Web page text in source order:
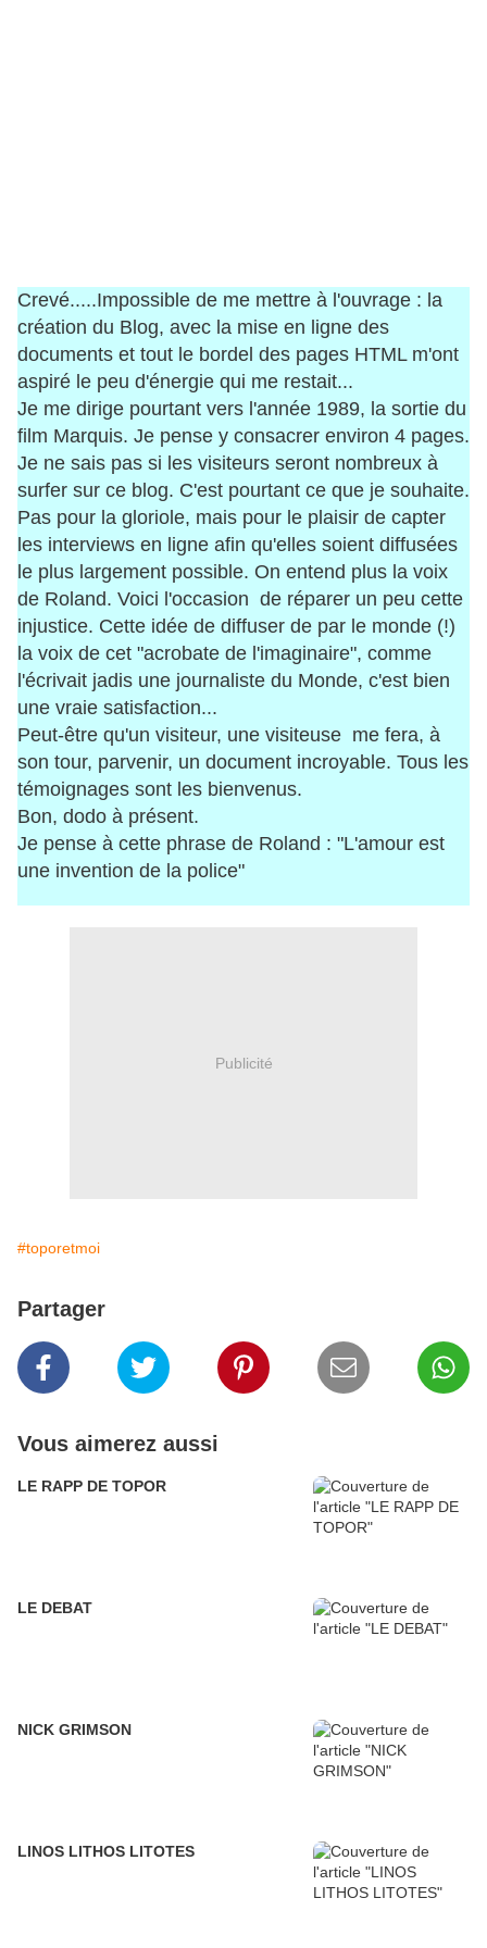
Crevé.....Impossible de me mettre à l'ouvrage : la
création du Blog, avec la mise en ligne des
documents et tout le bordel des pages HTML m'ont
aspiré le peu d'énergie qui me restait...
Je me dirige pourtant vers l'année 1989, la sortie du
film Marquis. Je pense y consacrer environ 4 pages.
Je ne sais pas si les visiteurs seront nombreux à
surfer sur ce blog. C'est pourtant ce que je souhaite.
Pas pour la gloriole, mais pour le plaisir de capter
les interviews en ligne afin qu'elles soient diffusées
le plus largement possible. On entend plus la voix
de Roland. Voici l'occasion de réparer un peu cette
injustice. Cette idée de diffuser de par le monde (!)
la voix de cet "acrobate de l'imaginaire", comme
l'écrivait jadis une journaliste du Monde, c'est bien
une vraie satisfaction...
Peut-être qu'un visiteur, une visiteuse me fera, à
son tour, parvenir, un document incroyable. Tous les
témoignages sont les bienvenus.
Bon, dodo à présent.
Je pense à cette phrase de Roland : "L'amour est
une invention de la police"
Publicité
#toporetmoi
Partager
Vous aimerez aussi
LE RAPP DE TOPOR
LE DEBAT
NICK GRIMSON
LINOS LITHOS LITOTES